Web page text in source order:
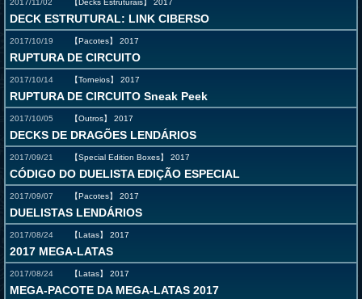
2017/11/02 【Decks Estruturais】 2017
DECK ESTRUTURAL: LINK CIBERSO
2017/10/19 【Pacotes】 2017
RUPTURA DE CIRCUITO
2017/10/14 【Torneios】 2017
RUPTURA DE CIRCUITO Sneak Peek
2017/10/05 【Outros】 2017
DECKS DE DRAGÕES LENDÁRIOS
2017/09/21 【Special Edition Boxes】 2017
CÓDIGO DO DUELISTA EDIÇÃO ESPECIAL
2017/09/07 【Pacotes】 2017
DUELISTAS LENDÁRIOS
2017/08/24 【Latas】 2017
2017 MEGA-LATAS
2017/08/24 【Latas】 2017
MEGA-PACOTE DA MEGA-LATAS 2017